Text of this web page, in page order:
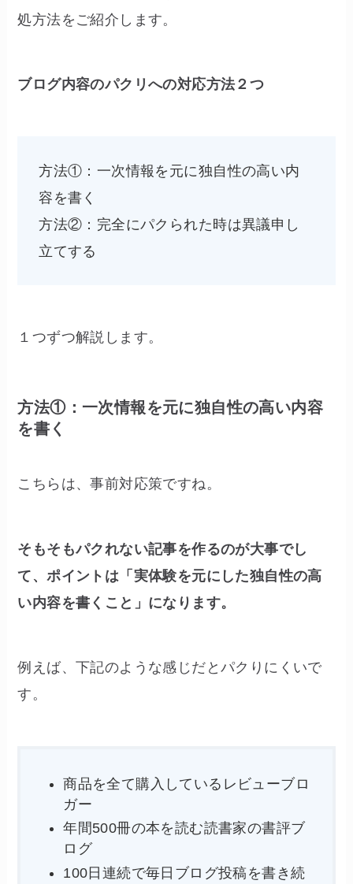
処方法をご紹介します。
ブログ内容のパクリへの対応方法２つ
方法①：一次情報を元に独自性の高い内
容を書く
方法②：完全にパクられた時は異議申し
立てする
１つずつ解説します。
方法①：一次情報を元に独自性の高い内容
を書く
こちらは、事前対応策ですね。
そもそもパクれない記事を作るのが大事でし
て、ポイントは「実体験を元にした独自性の高
い内容を書くこと」になります。
例えば、下記のような感じだとパクりにくいで
す。
商品を全て購入しているレビューブロ
ガー
年間500冊の本を読む読書家の書評ブ
ログ
100日連続で毎日ブログ投稿を書き続